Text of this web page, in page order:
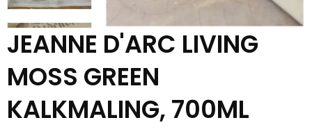
JEANNE D'ARC LIVING
MOSS GREEN
KALKMALING, 700ML